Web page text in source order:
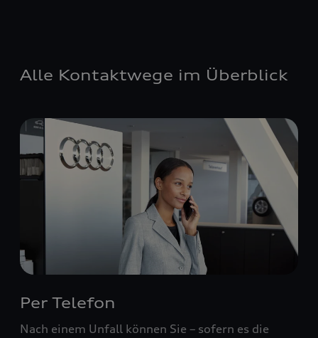
Alle Kontaktwege im Überblick
Per Telefon
Nach einem Unfall können Sie – sofern es die